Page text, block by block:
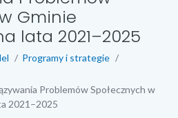
Gminie
lata 2021–2025
Programy i strategie
Problemów Społecznych w
2021–2025